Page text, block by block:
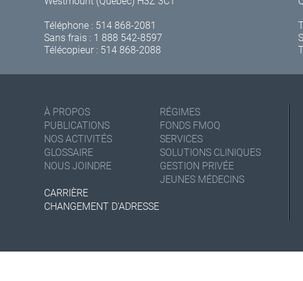
Téléphone : 514 868-2081
Sans frais : 1 888 542-8597
Télécopieur : 514 868-2088
À PROPOS
PUBLICATIONS
NOS ACTIVITÉS
GLOSSAIRE
NOUS JOINDRE
RÉGIMES
FONDS FMOQ
SERVICES
SOLUTIONS CLINIQUES
GESTION PRIVÉE
JEUNES MÉDECINS
CARRIÈRE
CHANGEMENT D'ADRESSE